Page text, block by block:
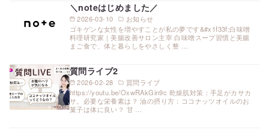
2026-03-10 お知らせ
＼noteはじめました／
ゴキゲンな女性を増やすことが私の夢です&#x1f33f;白味噌
料理研究家｜美腸改善サロン主宰 白味噌スープ習慣と美腸
まご食で、体と暮らしをやさしく整 …
2026-02-28 質問ライブ
質問ライブ2
https://youtu.be/OxwRAkGin9c 乾燥肌対策：手足がカサカ
サ。必要な栄養素は？ 油の摂り方：ココナッツオイルのお
菓子は体に良い？ 甘 …